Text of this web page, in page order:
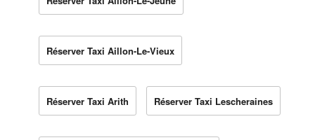
Réserver Taxi Aillon-Le-Vieux
Réserver Taxi Arith Réserver Taxi Lescheraines